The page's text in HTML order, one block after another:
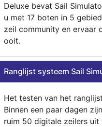
Deluxe bevat Sail
u met 17 boten in 5
zeil community en ervaar
ooit.
Ranglijst systeem Sail
Het testen van het
Binnen een paar dagen
ruim 50 digitale zeilers uit